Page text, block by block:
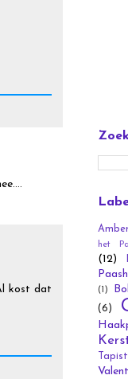
kost dat
Amber
het
(12)
(1)
(6)